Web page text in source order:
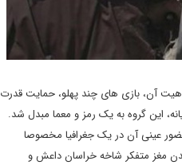
آن، بازی های چند پهلو، حمایت قدرت
این گروه به یک رمز و معما مبدل شد.
عینی آن در یک جغرافیا مخصوصا
مغز متفکر شاخه خراسان داعش و